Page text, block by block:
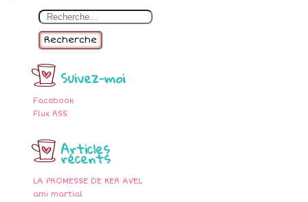
Recherche
Suivez-moi
Facebook
Flux RSS
Articles
récents
LA PROMESSE DE KER AVEL
ami martial